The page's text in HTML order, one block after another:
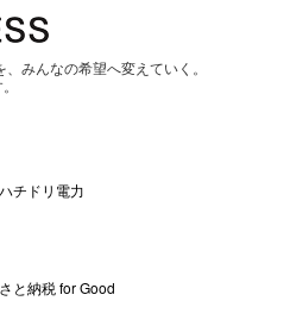
みんなの希望へ変えていく。
ハチドリ電力
と納税 for Good